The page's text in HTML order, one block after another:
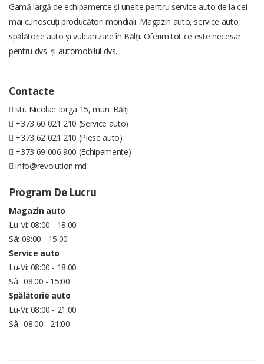
Gamă largă de echipamente și unelte pentru service auto de la cei
mai cunoscuți producători mondiali. Magazin auto, service auto,
spălătorie auto și vulcanizare în Bălți. Oferim tot ce este necesar
pentru dvs. și automobilul dvs.
Contacte
str. Nicolae Iorga 15, mun. Bălți
+373 60 021 210 (Service auto)
+373 62 021 210 (Piese auto)
+373 69 006 900 (Echipamente)
info@revolution.md
Program De Lucru
Magazin auto
Lu-Vi: 08:00 - 18:00
Sâ: 08:00 - 15:00
Service auto
Lu-Vi: 08:00 - 18:00
Sâ : 08:00 - 15:00
Spălătorie auto
Lu-Vi: 08:00 - 21:00
Sâ : 08:00 - 21:00